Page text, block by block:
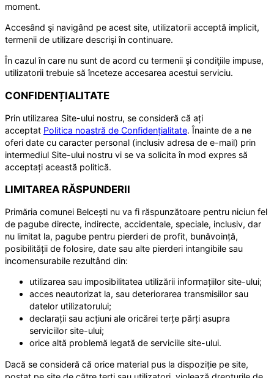
moment.
Accesând şi navigând pe acest site, utilizatorii acceptă implicit,
termenii de utilizare descrişi în continuare.
În cazul în care nu sunt de acord cu termenii şi condiţiile impuse,
utilizatorii trebuie să înceteze accesarea acestui serviciu.
CONFIDENȚIALITATE
Prin utilizarea Site-ului nostru, se consideră că ați
acceptat Politica noastră de Confidențialitate. Înainte de a ne
oferi date cu caracter personal (inclusiv adresa de e-mail) prin
intermediul Site-ului nostru vi se va solicita în mod expres să
acceptați această politică.
LIMITAREA RĂSPUNDERII
Primăria comunei Belcești nu va fi răspunzătoare pentru niciun fel
de pagube directe, indirecte, accidentale, speciale, inclusiv, dar
nu limitat la, pagube pentru pierderi de profit, bunăvoință,
posibilității de folosire, date sau alte pierderi intangibile sau
incomensurabile rezultând din:
utilizarea sau imposibilitatea utilizării informațiilor site-ului;
acces neautorizat la, sau deteriorarea transmisiilor sau
datelor utilizatorului;
declarații sau acțiuni ale oricărei terțe părți asupra
serviciilor site-ului;
orice altă problemă legată de serviciile site-ului.
Dacă se consideră că orice material pus la dispoziție pe site,